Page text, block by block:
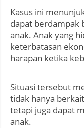
Kasus ini
dapat berdampak
anak. Anak yang
keterbatasan
harapan ketika
Situasi tersebut
tidak hanya
tetapi juga dapat
anak.